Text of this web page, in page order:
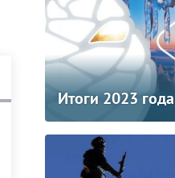
Итоги 2023 года